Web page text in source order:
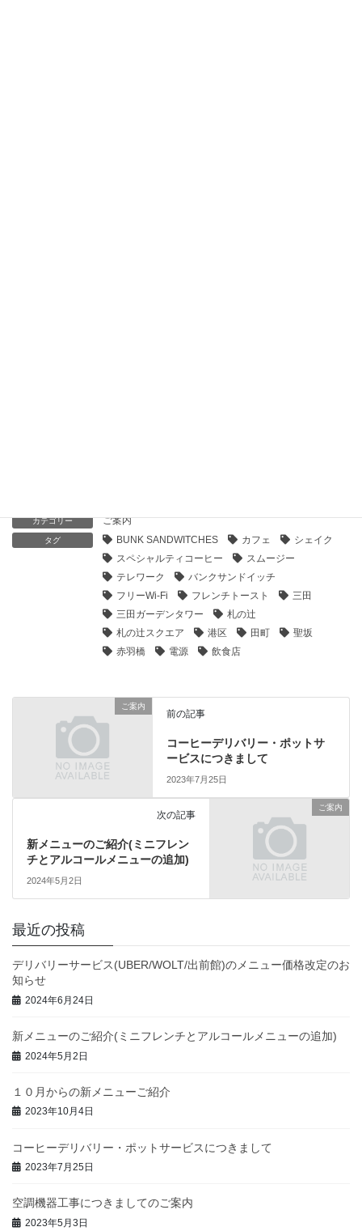
カテゴリー ご案内
タグ BUNK SANDWITCHES カフェ
シェイク
スペシャルティコーヒー
スムージー
テレワーク
バンクサンドイッチ
フリーWi-Fi
フレンチトースト
三田
三田ガーデンタワー
札の辻
札の辻スクエア
港区 田町
聖坂
赤羽橋
電源 飲食店
ご案内
前の記事
コーヒーデリバリー・ポットサ
ービスにつきまして
2023年7月25日
ご案内
次の記事
新メニューのご紹介(ミニフレン
チとアルコールメニューの追加)
2024年5月2日
最近の投稿
デリバリーサービス(UBER/WOLT/出前館)のメニュー価格改定のお
知らせ
2024年6月24日
新メニューのご紹介(ミニフレンチとアルコールメニューの追加)
2024年5月2日
１０月からの新メニューご紹介
2023年10月4日
コーヒーデリバリー・ポットサービスにつきまして
2023年7月25日
空調機器工事につきましてのご案内
2023年5月3日